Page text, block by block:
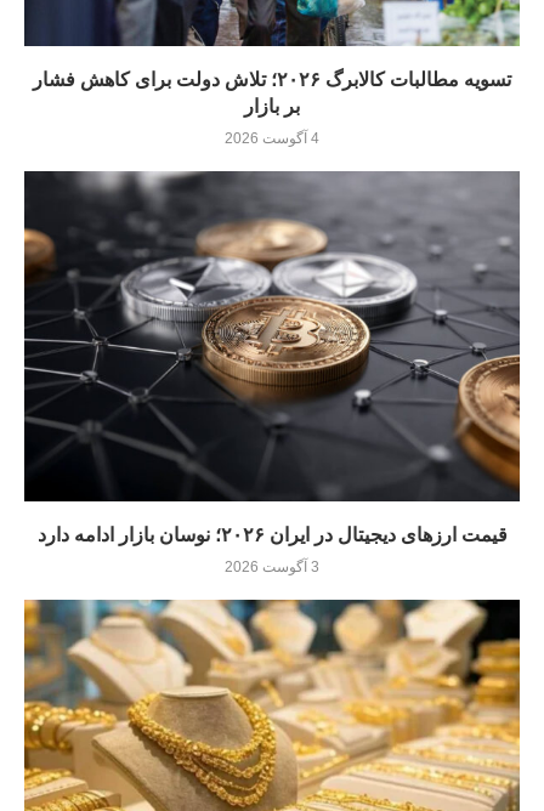
تسویه مطالبات کالابرگ ۲۰۲۶؛ تلاش دولت برای کاهش فشار
بر بازار
4 آگوست 2026
قیمت ارزهای دیجیتال در ایران ۲۰۲۶؛ نوسان بازار ادامه دارد
3 آگوست 2026